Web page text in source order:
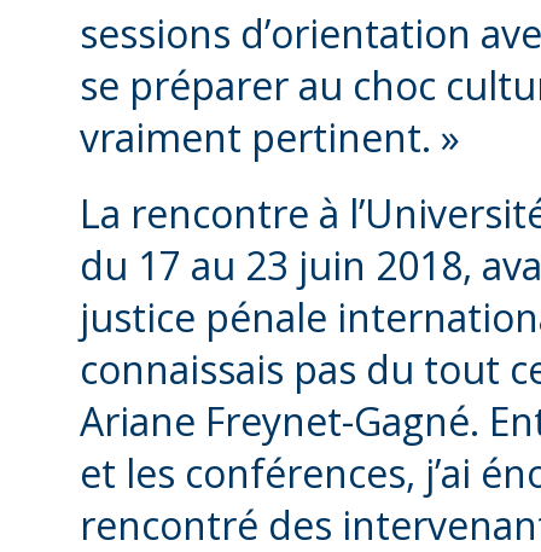
sessions d’orientation
se préparer au choc
vraiment pertinent. »
La rencontre à
du 17 au 23 juin 2018,
justice pénale
connaissais pas du tout
Ariane Freynet-Gagné.
et les conférences, j’ai
rencontré des